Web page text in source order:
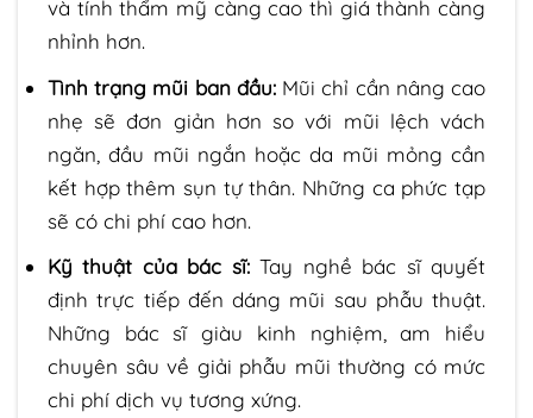
và tính thẩm mỹ càng cao thì giá thành càng
nhỉnh hơn.
Tình trạng mũi ban đầu:Mũi chỉ cần nâng cao
nhẹ sẽ đơn giản hơn so với mũi lệch vách
ngăn, đầu mũi ngắn hoặc da mũi mỏng cần
kết hợp thêm sụn tự thân. Những ca phức tạp
sẽ có chi phí cao hơn.
Kỹ thuật của bác sĩ:Tay nghề bác sĩ quyết
định trực tiếp đến dáng mũi sau phẫu thuật.
Những bác sĩ giàu kinh nghiệm, am hiểu
chuyên sâu về giải phẫu mũi thường có mức
chi phí dịch vụ tương xứng.